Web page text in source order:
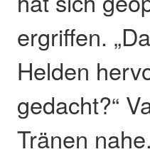
ergriffen.
Helden
gedacht?“
Tränen nahe.